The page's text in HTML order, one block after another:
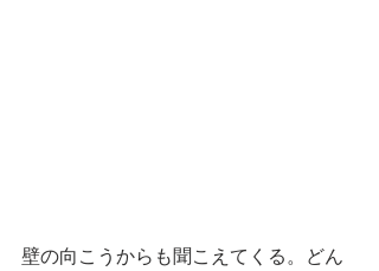
壁の向こうからも聞こえてくる。どん